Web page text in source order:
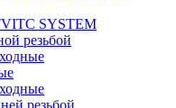
SYSTEM
резьбой
резьбой